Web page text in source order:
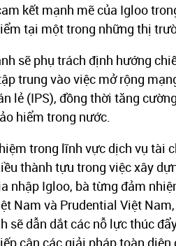
kết mạnh mẽ của Igloo
tại một trong những thị
sẽ phụ trách định hướng
trung vào việc mở rộng
lẻ (IPS), đồng thời tăng
hiểm trong nước.
trong lĩnh vực dịch vụ tài
thành tựu trong việc xây
nhập Igloo, bà từng đảm
Nam và Prudential Việt
sẽ dẫn dắt các nỗ lực thúc
cận các giải pháp toàn